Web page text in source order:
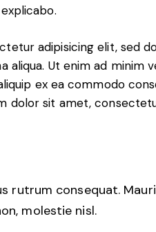
adipisicing elit, sed
Ut enim ad minim
ex ea commodo
dolor sit amet,
rutrum consequat.
molestie nisl.